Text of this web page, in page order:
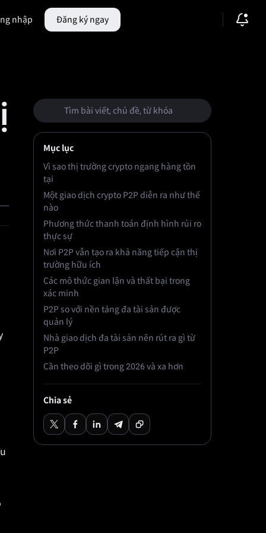
nhập Đăng ký ngay
Mục lục
Vì sao thị trường crypto ngang hàng tồn
tại
Một giao dịch crypto P2P diễn ra như thế
nào
Phương thức thanh toán định hình rủi ro
thực sự
Nơi P2P vẫn tạo ra khả năng tiếp cận thị
trường hữu ích
Các mô thức gian lận và thất bại trong
xác minh
P2P so với nền tảng đa tài sản được
quản lý
Nhà giao dịch đa tài sản nên rút ra gì từ
P2P
Cần theo dõi gì trong 2026 và xa hơn
Chia sẻ